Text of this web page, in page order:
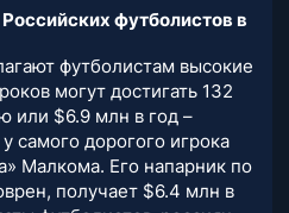
футболистов в
футболистам высокие
могут достигать 132
или $6.9 млн в год –
самого дорогого игрока
Малкома. Его напарник по
получает $6.4 млн в